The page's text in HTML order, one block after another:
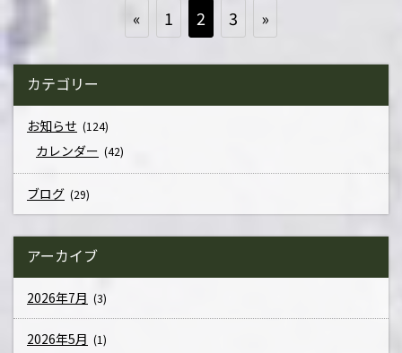
« 1 2 3 »
カテゴリー
お知らせ (124)
カレンダー (42)
ブログ (29)
アーカイブ
2026年7月 (3)
2026年5月 (1)